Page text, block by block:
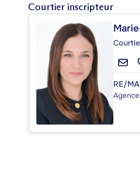
Courtier inscripteur
RE/